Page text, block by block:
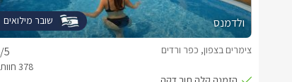
שובר מילואים
ולדמנס
/5
צימרים בצפון, כפר ורדים